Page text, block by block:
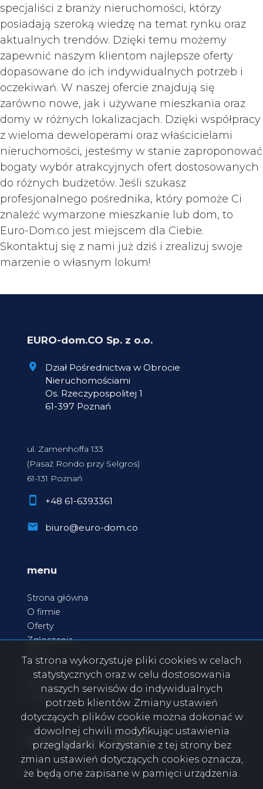
specjaliści z branży nieruchomości, którzy
posiadają szeroką wiedzę na temat rynku oraz
aktualnych trendów. Dzięki temu możemy
zapewnić naszym klientom najlepsze oferty
dopasowane do ich indywidualnych potrzeb i
oczekiwań. W naszej ofercie znajdują się
zarówno nowe, jak i używane mieszkania oraz
domy w różnych lokalizacjach. Dzięki współpracy
z wieloma deweloperami oraz właścicielami
nieruchomości, jesteśmy w stanie zaproponować
bogaty wybór atrakcyjnych ofert dostosowanych
do różnych budżetów. Jeśli szukasz
profesjonalnego pośrednika, który pomoże Ci
znaleźć wymarzone mieszkanie lub dom, to
Euro-Dom.co jest miejscem dla Ciebie.
Skontaktuj się z nami już dziś i zrealizuj swoje
marzenie o własnym lokum!
EURO-dom.CO Sp. z o.o.
Dział Pośrednictwa w Obrocie
Nieruchomościami
Os. Rzeczypospolitej 1
61-397 Poznań
ul. Zamenhoffa 133
(Pasaż Rondo przy Selgros)
61-131 Poznań
+48 61-6393361
biuro@euro-dom.co
menu
Strona główna
O firmie
Oferty
Zgłoszenia
Rodo
social media Facebook
Facebook
Facebook
Facebook
Ta strona wykorzystuje pliki cookies w celach
statystycznych oraz w celu dostosowania
naszych serwisów do indywidualnych
potrzeb klientów. Zmiany ustawień
dotyczących plików cookie można dokonać w
dowolnej chwili modyfikując ustawienia
przeglądarki. Korzystanie z tej strony bez
zmian ustawień dotyczących cookies oznacza,
że będą one zapisane w pamięci urządzenia.